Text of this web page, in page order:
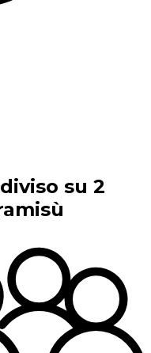
su 2